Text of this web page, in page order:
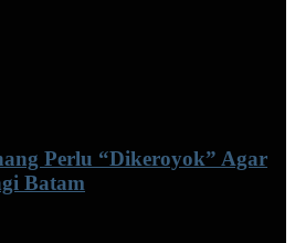
Perlu “Dikeroyok” Agar
Batam